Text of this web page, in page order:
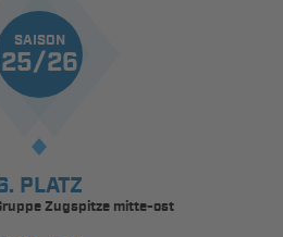
SAISON
25/26
PLATZ
Zugspitze mitte-ost